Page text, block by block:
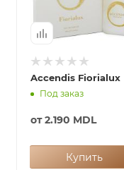
Accendis Fiorialux
Под заказ
от2.190 MDL
Купить